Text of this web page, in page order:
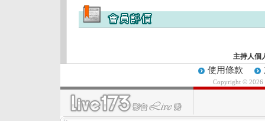
主持人個
使用條款
Copyright ©